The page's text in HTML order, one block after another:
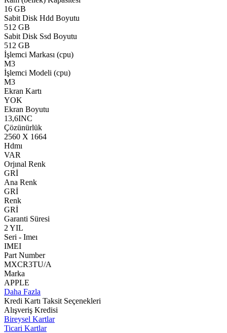
16 GB
Sabit Disk Hdd Boyutu
512 GB
Sabit Disk Ssd Boyutu
512 GB
İşlemci Markası (cpu)
M3
İşlemci Modeli (cpu)
M3
Ekran Kartı
YOK
Ekran Boyutu
13,6INC
Çözünürlük
2560 X 1664
Hdmı
VAR
Orjınal Renk
GRİ
Ana Renk
GRİ
Renk
GRİ
Garanti Süresi
2 YIL
Seri - Imeı
IMEI
Part Number
MXCR3TU/A
Marka
APPLE
Daha Fazla
Kredi Kartı Taksit Seçenekleri
Alışveriş Kredisi
Bireysel Kartlar
Ticari Kartlar